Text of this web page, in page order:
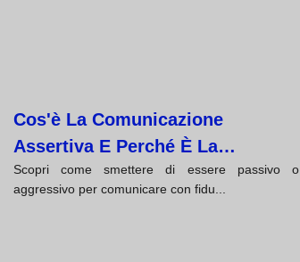
Cos'è La Comunicazione
Assertiva E Perché È La
Competenza Chiave Che
Trasformerà La Tua Vita?
Scopri come smettere di essere passivo o
aggressivo per comunicare con fidu...